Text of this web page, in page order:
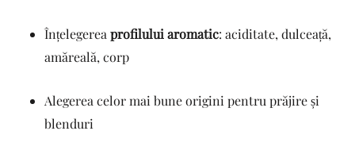
Înțelegereaprofilului aromatic: aciditate, dulceață,
amăreală, corp
Alegerea celor mai bune origini pentru prăjire și
blenduri